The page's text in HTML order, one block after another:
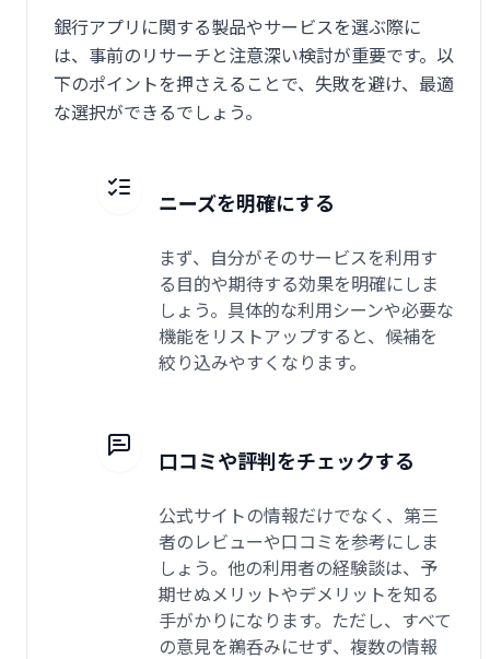
銀行アプリに関する製品やサービスを選ぶ際に
は、事前のリサーチと注意深い検討が重要です。以
下のポイントを押さえることで、失敗を避け、最適
な選択ができるでしょう。
ニーズを明確にする
まず、自分がそのサービスを利用す
る目的や期待する効果を明確にしま
しょう。具体的な利用シーンや必要な
機能をリストアップすると、候補を
絞り込みやすくなります。
口コミや評判をチェックする
公式サイトの情報だけでなく、第三
者のレビューや口コミを参考にしま
しょう。他の利用者の経験談は、予
期せぬメリットやデメリットを知る
手がかりになります。ただし、すべて
の意見を鵜呑みにせず、複数の情報